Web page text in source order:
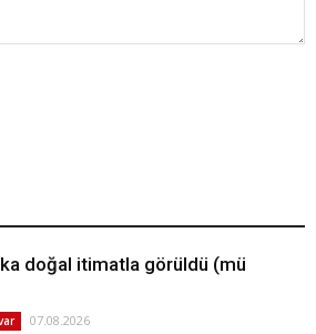
doğal itimatla görüldü (mü
07.08.2026